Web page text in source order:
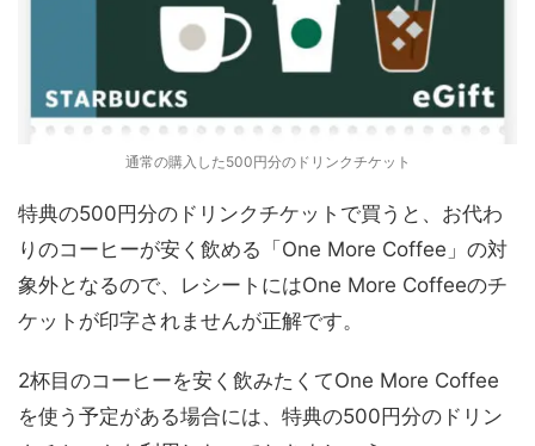
通常の購入した500円分のドリンクチケット
特典の500円分のドリンクチケットで買うと、お代わ
りのコーヒーが安く飲める「One More Coffee」の対
象外となるので、レシートにはOne More Coffeeのチ
ケットが印字されませんが正解です。
2杯目のコーヒーを安く飲みたくてOne More Coffee
を使う予定がある場合には、特典の500円分のドリン